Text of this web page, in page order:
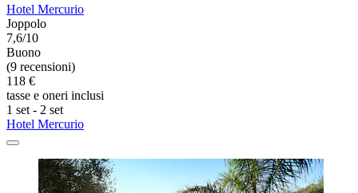
Hotel Mercurio
Joppolo
7,6/10
Buono
(9 recensioni)
118 €
tasse e oneri inclusi
1 set - 2 set
Hotel Mercurio